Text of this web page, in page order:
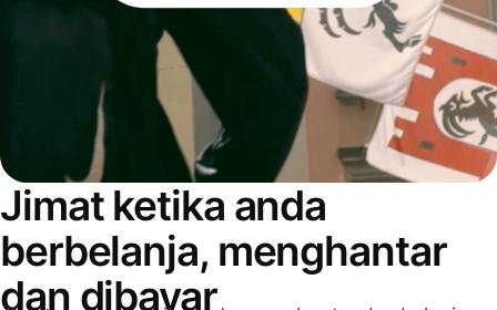
Jimat ketika anda
berbelanja, menghantar
dan dibayar